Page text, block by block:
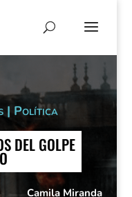
| Política
DEL GOLPE
Camila Miranda